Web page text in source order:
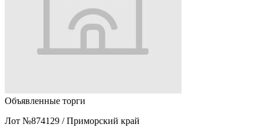
Объявленные торги
Лот №874129 / Приморский край